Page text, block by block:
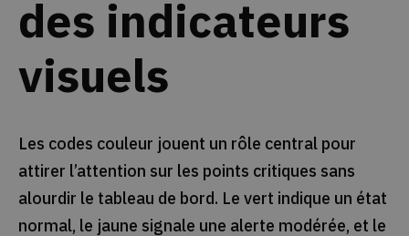
des indicateurs
visuels
Les codes couleur jouent un rôle central pour
attirer l’attention sur les points critiques sans
alourdir le tableau de bord. Le vert indique un état
normal, le jaune signale une alerte modérée, et le